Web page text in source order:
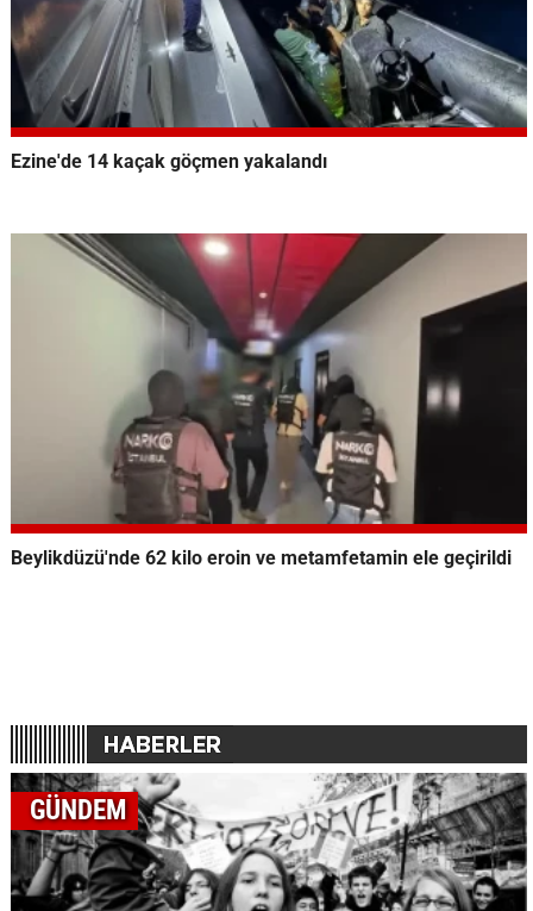
Ezine'de 14 kaçak göçmen yakalandı
Beylikdüzü'nde 62 kilo eroin ve metamfetamin ele geçirildi
GÜNDEM